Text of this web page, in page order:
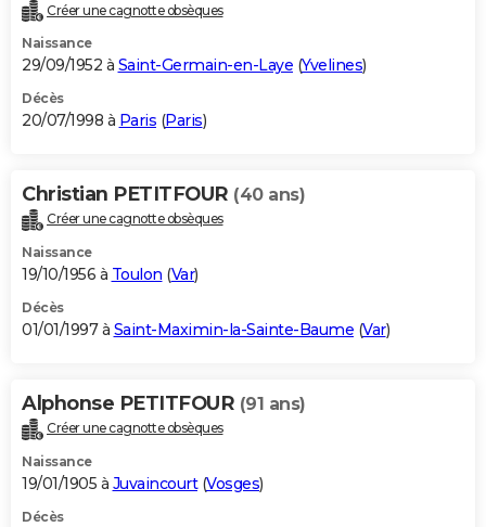
Créer une cagnotte obsèques
Naissance
29/09/1952 à Saint-Germain-en-Laye (Yvelines)
Décès
20/07/1998 à Paris (Paris)
Christian PETITFOUR (40 ans)
Créer une cagnotte obsèques
Naissance
19/10/1956 à Toulon (Var)
Décès
01/01/1997 à Saint-Maximin-la-Sainte-Baume (Var)
Alphonse PETITFOUR (91 ans)
Créer une cagnotte obsèques
Naissance
19/01/1905 à Juvaincourt(Vosges)
Décès